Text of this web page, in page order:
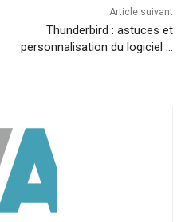
Article suivant
Thunderbird : astuces et
personnalisation du logiciel …